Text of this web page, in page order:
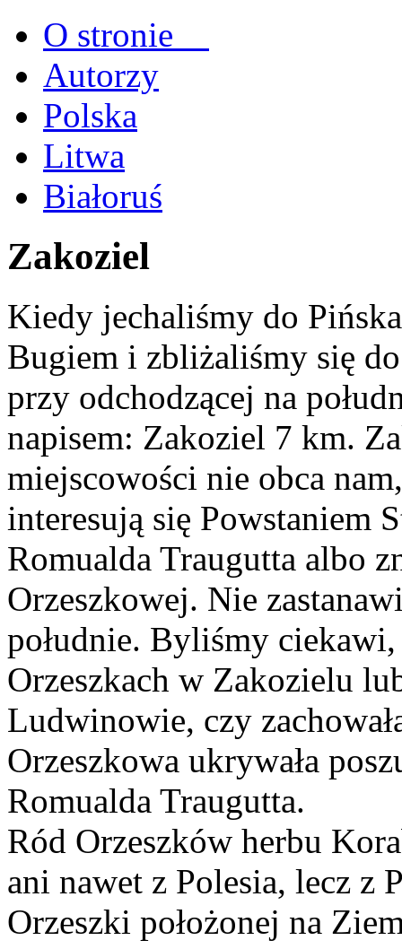
O stronie
Autorzy
Polska
Litwa
Białoruś
Zakoziel
Kiedy jechaliśmy do
Bugiem i zbliżaliśmy się
przy odchodzącej na
napisem: Zakoziel 7 km.
miejscowości nie obca
interesują się Powstaniem
Romualda Traugutta albo
Orzeszkowej. Nie
południe. Byliśmy
Orzeszkach w Zakozielu
Ludwinowie, czy
Orzeszkowa ukrywała
Romualda Traugutta.
Ród Orzeszków herbu
ani nawet z Polesia, lecz z
Orzeszki położonej na